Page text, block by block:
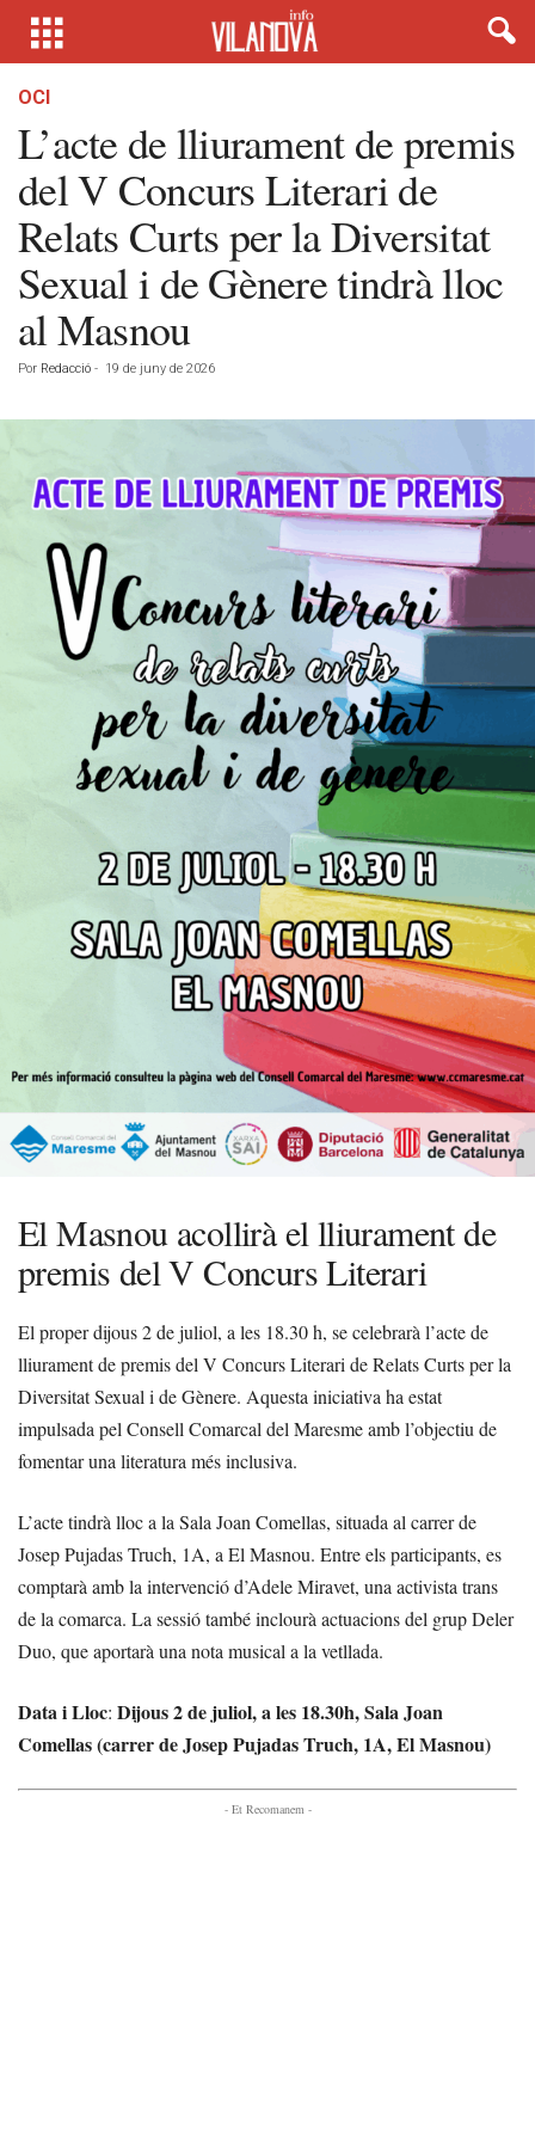
OCI
L’acte de lliurament de premis
del V Concurs Literari de
Relats Curts per la Diversitat
Sexual i de Gènere tindrà lloc
al Masnou
Por Redacció - 19 de juny de 2026
El Masnou acollirà el lliurament de
premis del V Concurs Literari
El proper dijous 2 de juliol, a les 18.30 h, se celebrarà l’acte de
lliurament de premis del V Concurs Literari de Relats Curts per la
Diversitat Sexual i de Gènere. Aquesta iniciativa ha estat
impulsada pel Consell Comarcal del Maresme amb l’objectiu de
fomentar una literatura més inclusiva.
L’acte tindrà lloc a la Sala Joan Comellas, situada al carrer de
Josep Pujadas Truch, 1A, a El Masnou. Entre els participants, es
comptarà amb la intervenció d’Adele Miravet, una activista trans
de la comarca. La sessió també inclourà actuacions del grup Deler
Duo, que aportarà una nota musical a la vetllada.
Data i Lloc: Dijous 2 de juliol, a les 18.30h, Sala Joan
Comellas (carrer de Josep Pujadas Truch, 1A, El Masnou)
- Et Recomanem -